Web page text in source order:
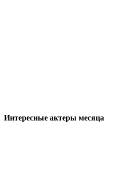
Интересные актеры месяца